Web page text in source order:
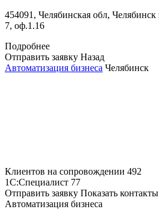
454091, Челябинская обл,
7, оф.1.16
Подробнее
Отправить заявку Назад
Автоматизация бизнеса Челябинск
Клиентов на сопровождении 492
1С:Специалист 77
Отправить заявку Показать контакты
Автоматизация бизнеса